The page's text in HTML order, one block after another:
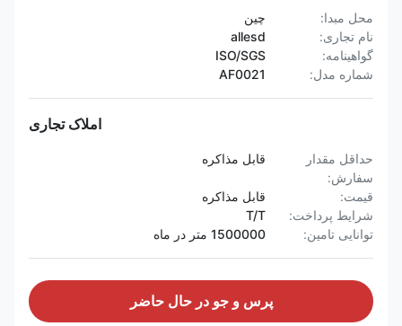
محل مبدا:
چین
نام تجاری:
allesd
گواهینامه:
ISO/SGS
شماره مدل:
AF0021
املاک تجاری
حداقل مقدار
سفارش:
قابل مذاکره
قیمت:
قابل مذاکره
شرایط پرداخت:
T/T
توانایی تامین:
1500000 متر در ماه
پرس و جو در حال حاضر